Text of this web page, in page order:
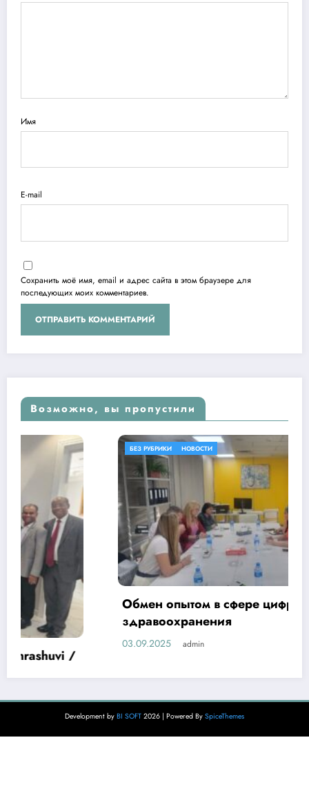
Имя
E-mail
Сохранить моё имя, email и адрес сайта в этом браузере для
последующих моих комментариев.
Возможно, вы пропустили
БЕЗ РУБРИКИ
Обмен опытом в сфере цифровизации
здравоохранения
Development by BI SOFT 2026 | Powered By SpiceThemes